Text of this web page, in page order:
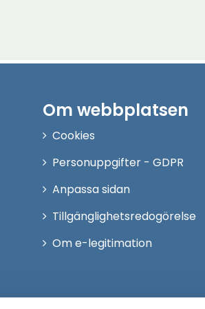
Om webbplatsen
Cookies
Personuppgifter - GDPR
Anpassa sidan
Tillgänglighetsredogörelse
Om e-legitimation